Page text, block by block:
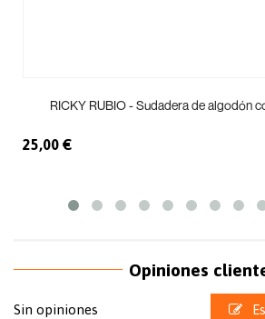
RICKY RUBIO - Sudadera de algodón
25,00 €
Opiniones
Sin opiniones